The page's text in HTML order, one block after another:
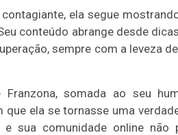
ela segue
conteúdo abrange desde
sempre com a leveza
Franzona, somada ao seu
que ela se tornasse uma
sua comunidade online não